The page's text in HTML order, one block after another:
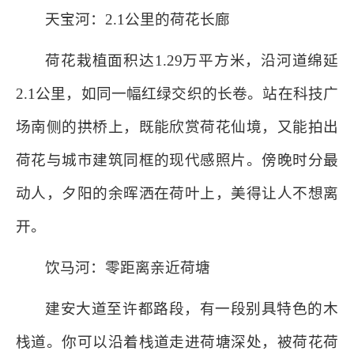
天宝河：2.1公里的荷花长廊
荷花栽植面积达1.29万平方米，沿河道绵延
2.1公里，如同一幅红绿交织的长卷。站在科技广
场南侧的拱桥上，既能欣赏荷花仙境，又能拍出
荷花与城市建筑同框的现代感照片。傍晚时分最
动人，夕阳的余晖洒在荷叶上，美得让人不想离
开。
饮马河：零距离亲近荷塘
建安大道至许都路段，有一段别具特色的木
栈道。你可以沿着栈道走进荷塘深处，被荷花荷